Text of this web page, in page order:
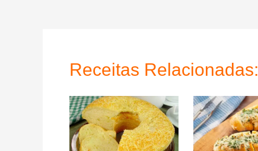
Receitas Relacionadas: